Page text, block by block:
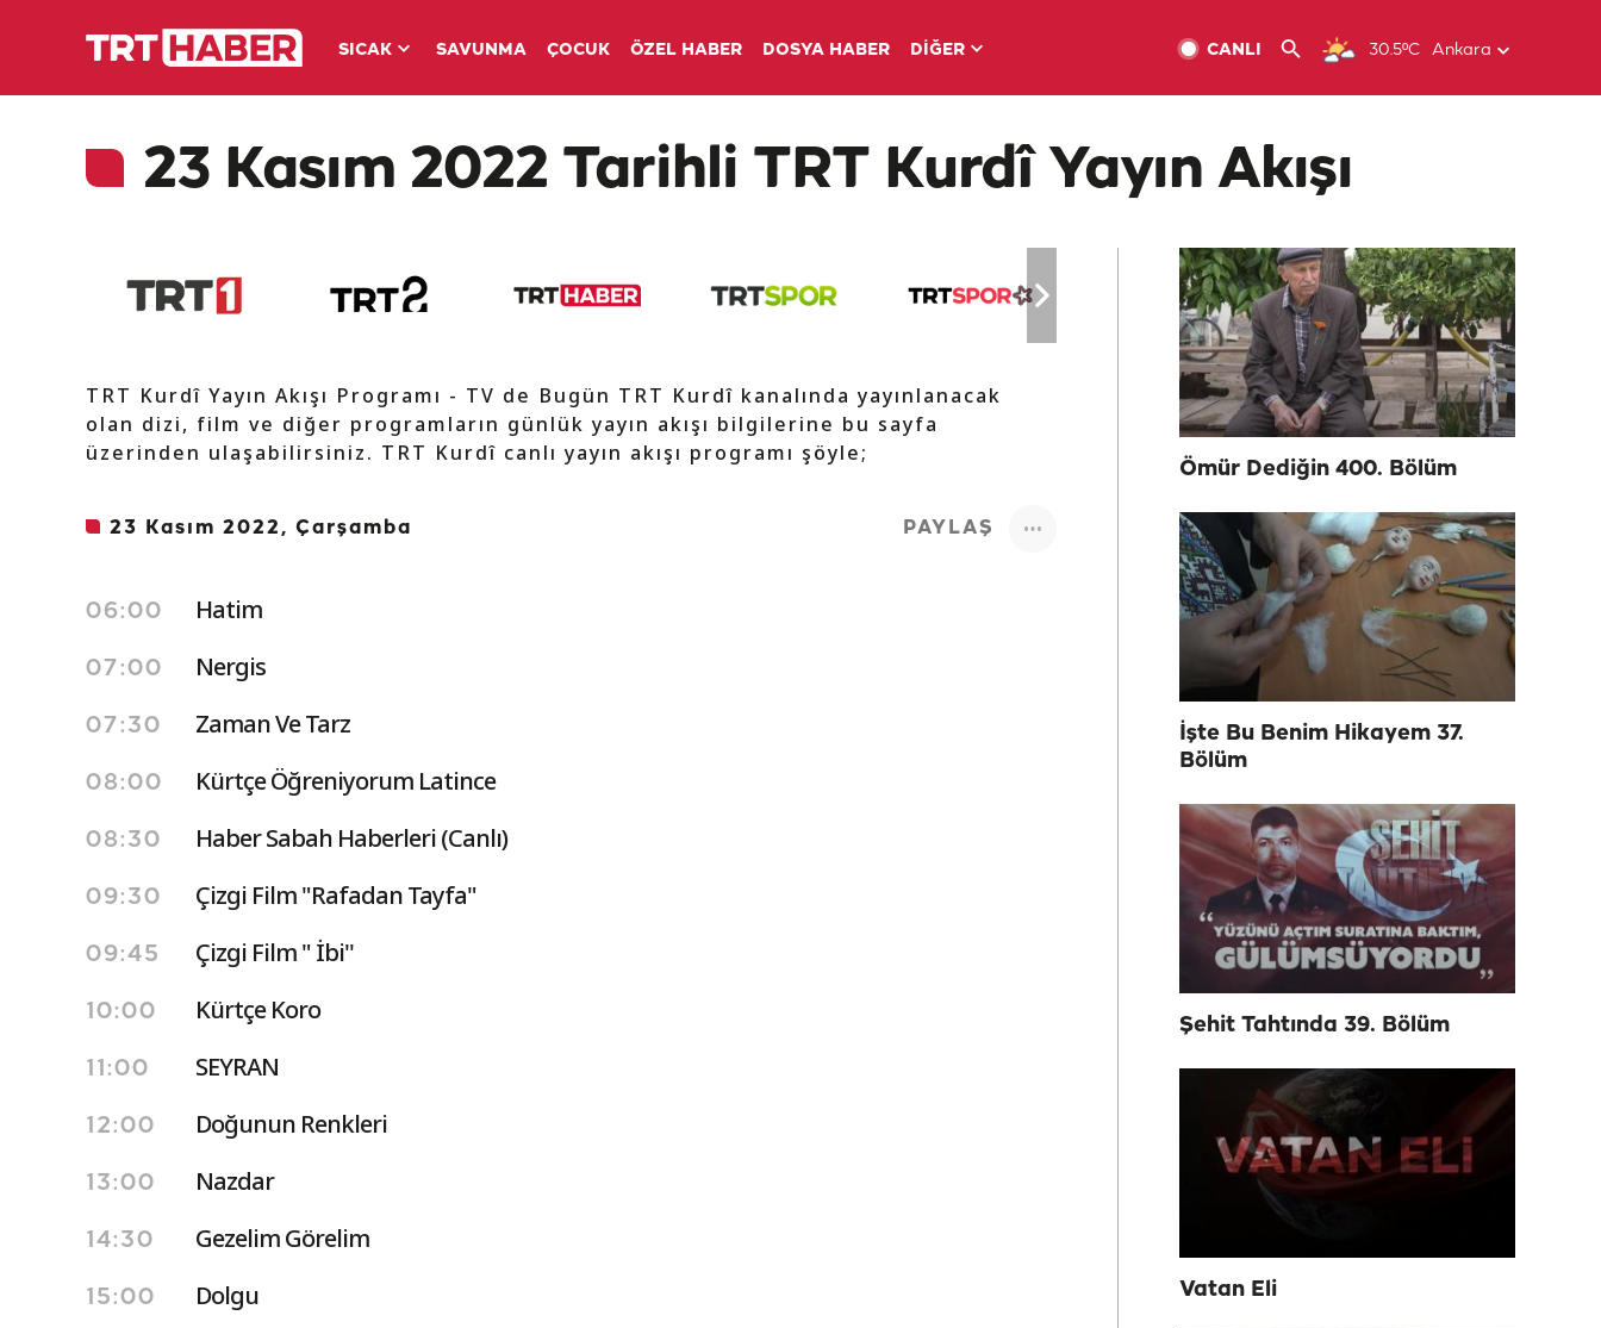
SICAK SAVUNMA ÇOCUK ÖZEL HABER DOSYA HABER DİĞER 30.5ºC Ankara
CANLI
23 Kasım 2022 Tarihli TRT Kurdî Yayın Akışı
TRT Kurdî Yayın Akışı Programı - TV de Bugün TRT Kurdî kanalında yayınlanacak
olan dizi, film ve diğer programların günlük yayın akışı bilgilerine bu sayfa
üzerinden ulaşabilirsiniz. TRT Kurdî canlı yayın akışı programı şöyle;
23 Kasım 2022, Çarşamba PAYLAŞ
06:00 Hatim
07:00 Nergis
07:30 Zaman Ve Tarz
08:00 Kürtçe Öğreniyorum Latince
08:30 Haber Sabah Haberleri (Canlı)
09:30 Çizgi Film "Rafadan Tayfa"
09:45 Çizgi Film " İbi''
10:00 Kürtçe Koro
11:00 SEYRAN
12:00 Doğunun Renkleri
13:00 Nazdar
14:30 Gezelim Görelim
15:00 Dolgu
Ömür Dediğin 400. Bölüm
İşte Bu Benim Hikayem 37.
Bölüm
Şehit Tahtında 39. Bölüm
Vatan Eli